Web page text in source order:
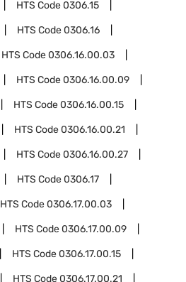
HTS Code0306.15
HTS Code0306.16
HTS Code0306.16.00.03
HTS Code0306.16.00.09
HTS Code0306.16.00.15
HTS Code0306.16.00.21
HTS Code0306.16.00.27
HTS Code0306.17
HTS Code0306.17.00.03
HTS Code0306.17.00.09
HTS Code0306.17.00.15
HTS Code0306.17.00.21